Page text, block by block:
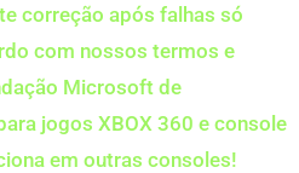
correção após falhas só
com nossos termos e
Microsoft de
jogos XBOX 360 e console
em outras consoles!